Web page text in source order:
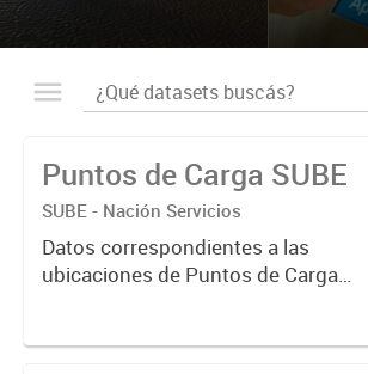
Puntos de Carga SUBE
SUBE - Nación Servicios
Datos correspondientes a las
ubicaciones de Puntos de Carga